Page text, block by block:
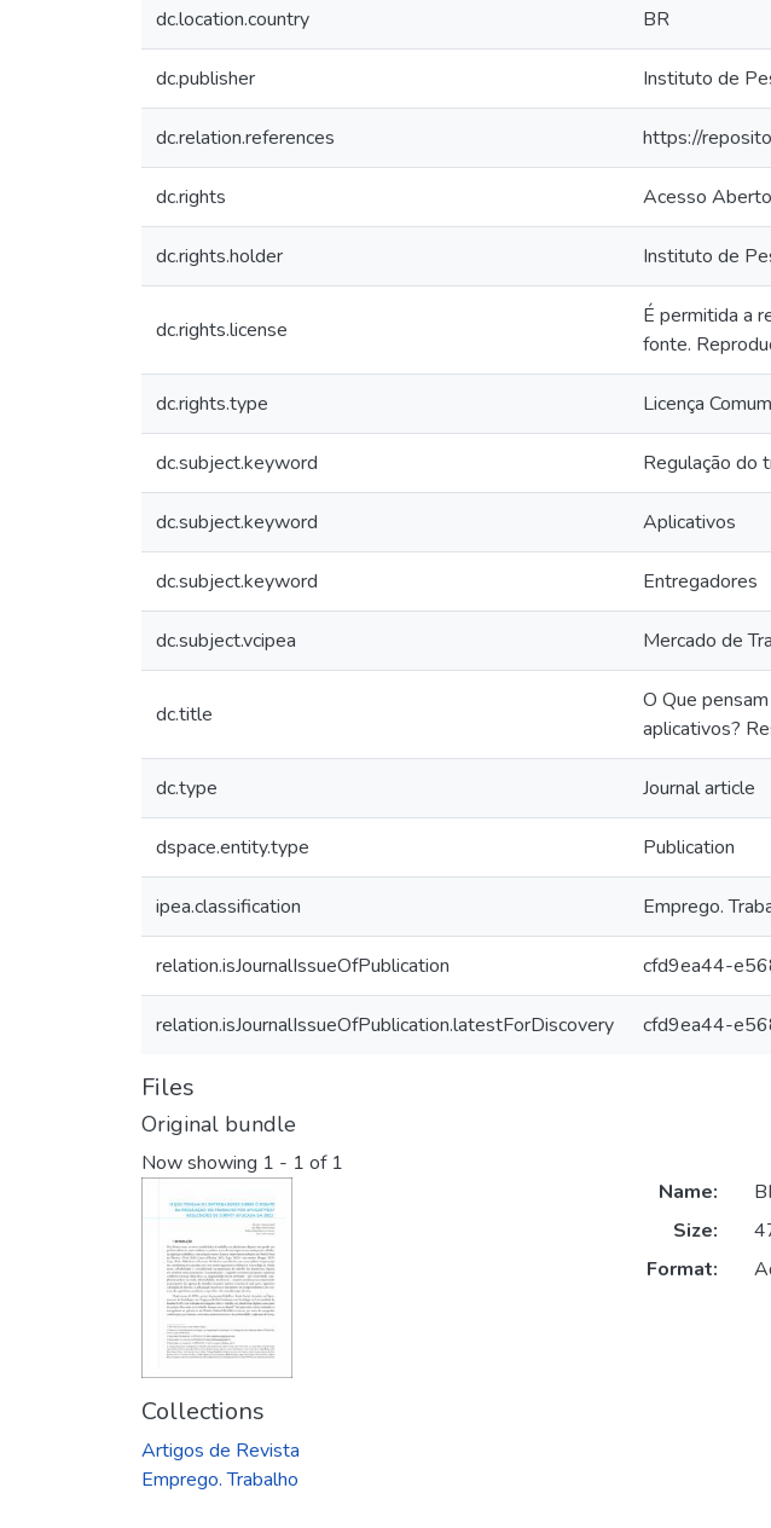
dc.location.country BR
dc.publisher Instituto de
dc.relation.references https://
dc.rights Acesso Aberto
dc.rights.holder Instituto de
dc.rights.license
É permitida a
fonte.
dc.rights.type Licença Comum
dc.subject.keyword Regulação do
dc.subject.keyword Aplicativos
dc.subject.keyword Entregadores
dc.subject.vcipea Mercado de
dc.title
O Que
aplicativos?
dc.type Journal article
dspace.entity.type Publication
ipea.classification Emprego.
relation.isJournalIssueOfPublication cfd9ea44-
relation.isJournalIssueOfPublication.latestForDiscovery cfd9ea44-
Files
Original bundle
Now showing 1 - 1 of 1
Name:
Size:
Format:
Collections
Artigos de Revista
Emprego. Trabalho